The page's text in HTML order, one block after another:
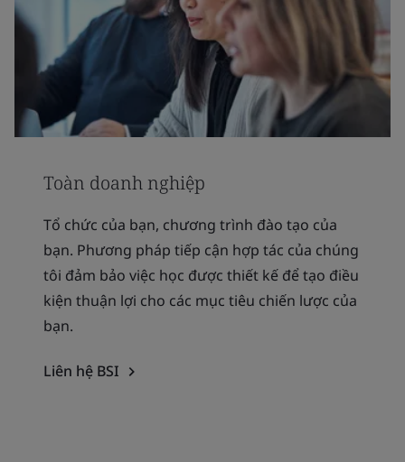
Toàn doanh nghiệp
Tổ chức của bạn, chương trình đào tạo của
bạn. Phương pháp tiếp cận hợp tác của chúng
tôi đảm bảo việc học được thiết kế để tạo điều
kiện thuận lợi cho các mục tiêu chiến lược của
bạn.
Liên hệ BSI